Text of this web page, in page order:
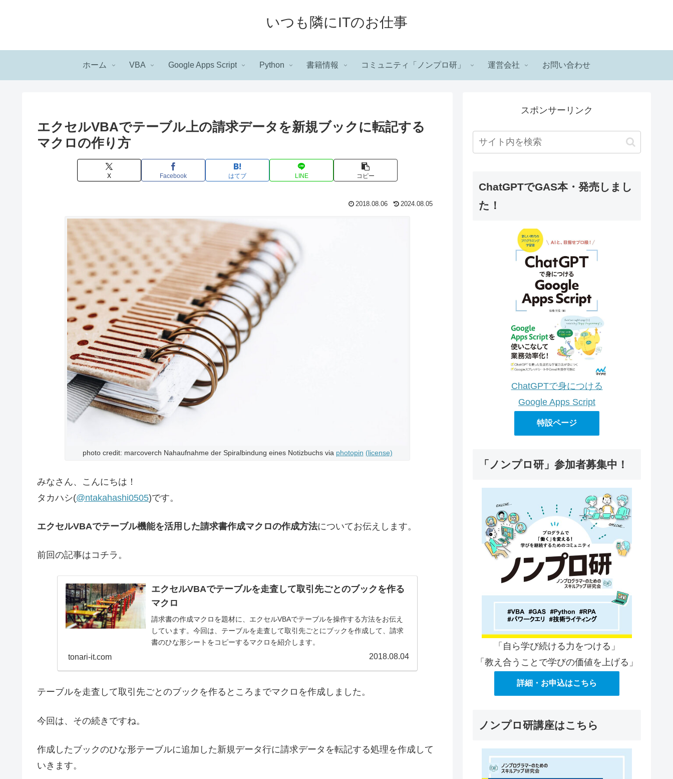
いつも隣にITのお仕事
ホーム VBA Google Apps Script Python 書籍情報 コミュニティ「ノンプロ研」 運営会社 お問い合わせ
エクセルVBAでテーブル上の請求データを新規ブックに転記する
マクロの作り方
X Facebook はてブ LINE コピー
2018.08.06 2024.08.05
photo credit: marcoverch Nahaufnahme der Spiralbindung eines Notizbuchs via photopin (license)
みなさん、こんにちは！
タカハシ(@ntakahashi0505)です。
エクセルVBAでテーブル機能を活用した請求書作成マクロの作成方法についてお伝えします。
前回の記事はコチラ。
エクセルVBAでテーブルを走査して取引先ごとのブックを作る
マクロ
請求書の作成マクロを題材に、エクセルVBAでテーブルを操作する方法をお伝え
しています。今回は、テーブルを走査して取引先ごとにブックを作成して、請求
書のひな形シートをコピーするマクロを紹介します。
tonari-it.com 2018.08.04
テーブルを走査して取引先ごとのブックを作るところまでマクロを作成しました。
今回は、その続きですね。
作成したブックのひな形テーブルに追加した新規データ行に請求データを転記する処理を作成して
いきます。
スポンサーリンク
ChatGPTでGAS本・発売しまし
た！
ChatGPTで身につける
Google Apps Script
特設ページ
「ノンプロ研」参加者募集中！
「自ら学び続ける力をつける」
「教え合うことで学びの価値を上げる」
詳細・お申込はこちら
ノンプロ研講座はこちら